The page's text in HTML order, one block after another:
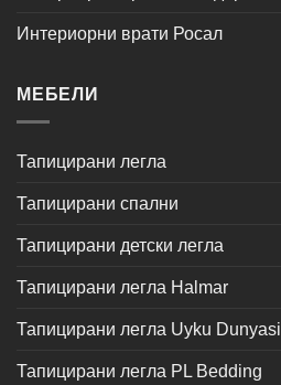
Интериорни врати Росал
МЕБЕЛИ
Тапицирани легла
Тапицирани спални
Тапицирани детски легла
Тапицирани легла Halmar
Тапицирани легла Uyku Dunyasi
Тапицирани легла PL Bedding